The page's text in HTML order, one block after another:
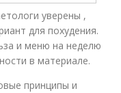
уверены ,
для похудения.
и меню на неделю
в материале.
принципы и